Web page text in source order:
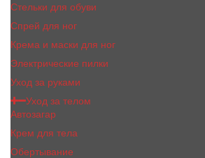
Стельки для обуви
Спрей для ног
Крема и маски для ног
Электрические пилки
Уход за руками
Уход за телом
Автозагар
Крем для тела
Обертывание